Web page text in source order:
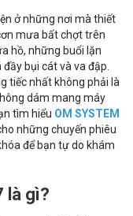
ở những nơi mà thiết
mưa bất chợt trên
hồ, những buổi lặn
bụi cát và va đập.
tiếc nhất không phải là
dám mang máy
tìm hiểu OM SYSTEM
những chuyến phiêu
để bạn tự do khám
là gì?